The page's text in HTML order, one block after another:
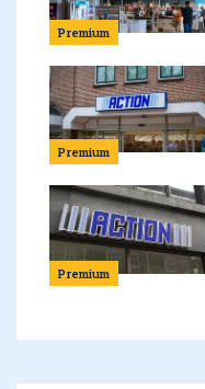
Premium
Premium
Premium